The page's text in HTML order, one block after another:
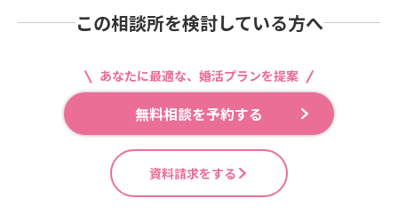
この相談所を検討している方へ
あなたに最適な、婚活プランを提案
無料相談を予約する
資料請求をする